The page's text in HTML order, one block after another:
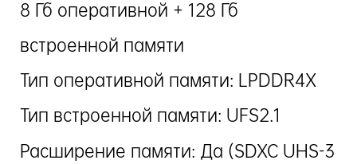
8 Гб оперативной + 128 Гб
встроенной памяти
Тип оперативной памяти: LPDDR4X
Тип встроенной памяти: UFS2.1
Расширение памяти: Да (SDXC UHS-3